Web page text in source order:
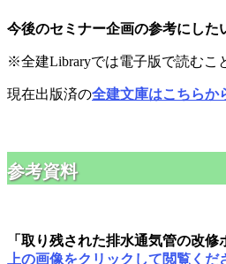
今後のセミナー企画の参考にした
※全建Libraryでは電子版で読むこ
現在出版済の全建文庫はこちらか
参考資料
「取り残された排水通気管の改
上の画像をクリックして閲覧くだ